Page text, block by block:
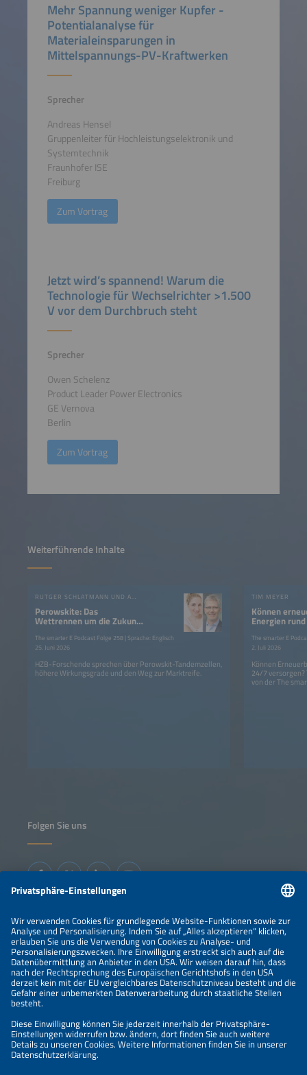
Mehr Spannung weniger Kupfer -
Potentialanalyse für
Materialeinsparungen in
Mittelspannungs-PV-Kraftwerken
Sprecher
Andreas Hensel
Gruppenleiter für Hochleistungselektronik und
Systemtechnik
Fraunhofer ISE
Freiburg
Zum Vortrag
Jetzt wird’s spannend! Warum die
Technologie für Wechselrichter >1.500
V vor dem Durchbruch steht
Sprecher
Owen Schelenz
Product Leader Power Electronics
GE Vernova
Berlin
Zum Vortrag
Weiterführende Inhalte
RUTGER SCHLATMANN UND ANGELIKA HARTER
Perowskite: Das
Wettrennen um die Zukunft
The smarter E Podcast Folge 258 | Sprache: Englisch
25. Juni 2026
HZB-Forschende sprechen über Perowskit-Tandemzellen,
höhere Wirkungsgrade und den Weg zur Marktreife.
TIM MEYER
Können
Energien
The smarter E
2. Juli 2026
Können
24/7 versorgen?
von der The
Folgen Sie uns
Informationen
IMPRESSUM
KONTAKT
ÜBER UNS
VERANSTALTER